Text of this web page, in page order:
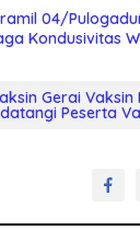
04/
Kondusivitas
Gerai Vaksin
Peserta